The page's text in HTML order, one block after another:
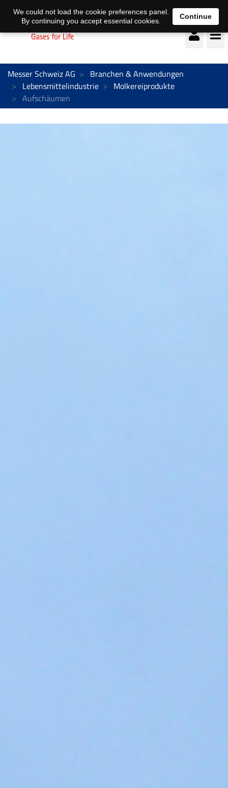
Deutsch français
Messer Schweiz AG
Branchen & Anwendungen
Lebensmittelindustrie
Molkereiprodukte
Aufschäumen
We could not load the cookie preferences panel.
By continuing you accept essential cookies.
Continue